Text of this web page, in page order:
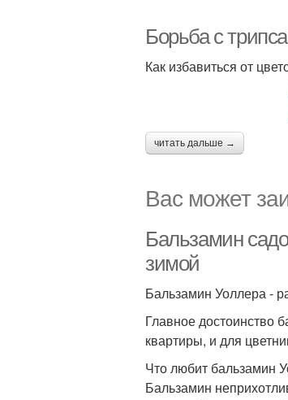
Борьба с
Как избавиться от
читать дальше →
Вас может
Бальзамин
зимой
Бальзамин Уоллера -
Главное достоинство
квартиры, и для
Что любит бальзамин
Бальзамин